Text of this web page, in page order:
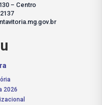
– Centro
2026